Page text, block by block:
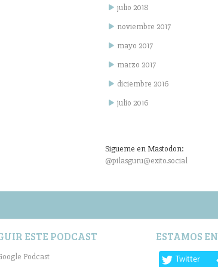
julio 2018
noviembre 2017
mayo 2017
marzo 2017
diciembre 2016
julio 2016
Sigueme en Mastodon:
@pilasguru@exito.social
ESTE PODCAST
Podcast
ESTAMOS EN
Twitter